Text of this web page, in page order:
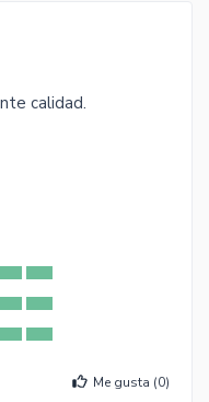
calidad.
Me gusta (0)